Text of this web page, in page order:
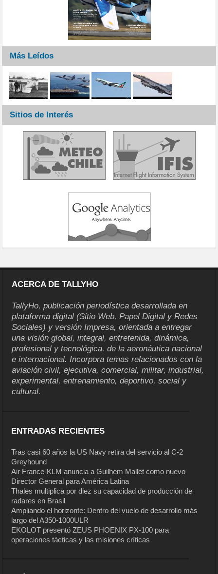
Más Leídos
Sitios de Interés
ACERCA DE TALLYHO
TallyHo, publicación periodística desarrollada en
plataforma digital (Sitio Web, Papel Digital y Redes
Sociales) y versión Impresa, orientada a entregar
una visión global, integral, entretenida, dinámica,
profesional y tecnológica, de la aeronáutica nacional
e internacional. Incorpora temas relacionados con la
aviación civil, ejecutiva, comercial, militar, industrial,
experimental, entrenamiento, deportivo, social y
cultural.
ENTRADAS RECIENTES
Tras casi 60 años la US Navy retira del servicio al C-2
Greyhound
Air France-KLM anuncia a Guilhem Mallet como nuevo
Director General para América Latina
Thales multiplica por diez su capacidad de producción de
radares en Brasil
Ampliando el horizonte: Dentro del vuelo de desarrollo más
largo del A350-1000ULR
EKOLOT presentó ZEUS PHOENIX PX-100 para
operaciones tácticas y las misiones críticas